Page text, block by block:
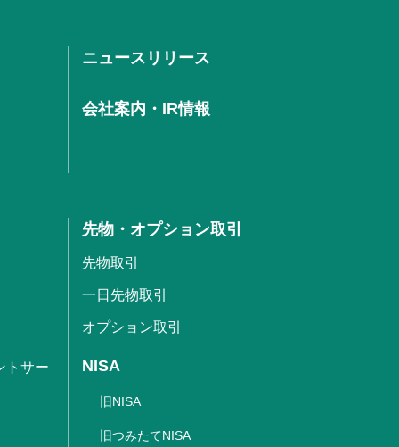
ニュースリリース
会社案内・IR情報
トサー
先物・オプション取引
先物取引
一日先物取引
オプション取引
NISA
旧NISA
旧つみたてNISA